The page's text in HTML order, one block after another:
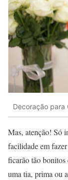
Decoração para
Mas, atenção! Só
facilidade em fazer
ficarão tão bonitos
uma tia, prima ou